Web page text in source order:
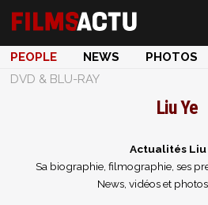
PEOPLE NEWS PHOTOS
DVD & BLU-RAY
Liu Ye
Actualités Liu
Sa biographie, filmographie, ses
News, vidéos et